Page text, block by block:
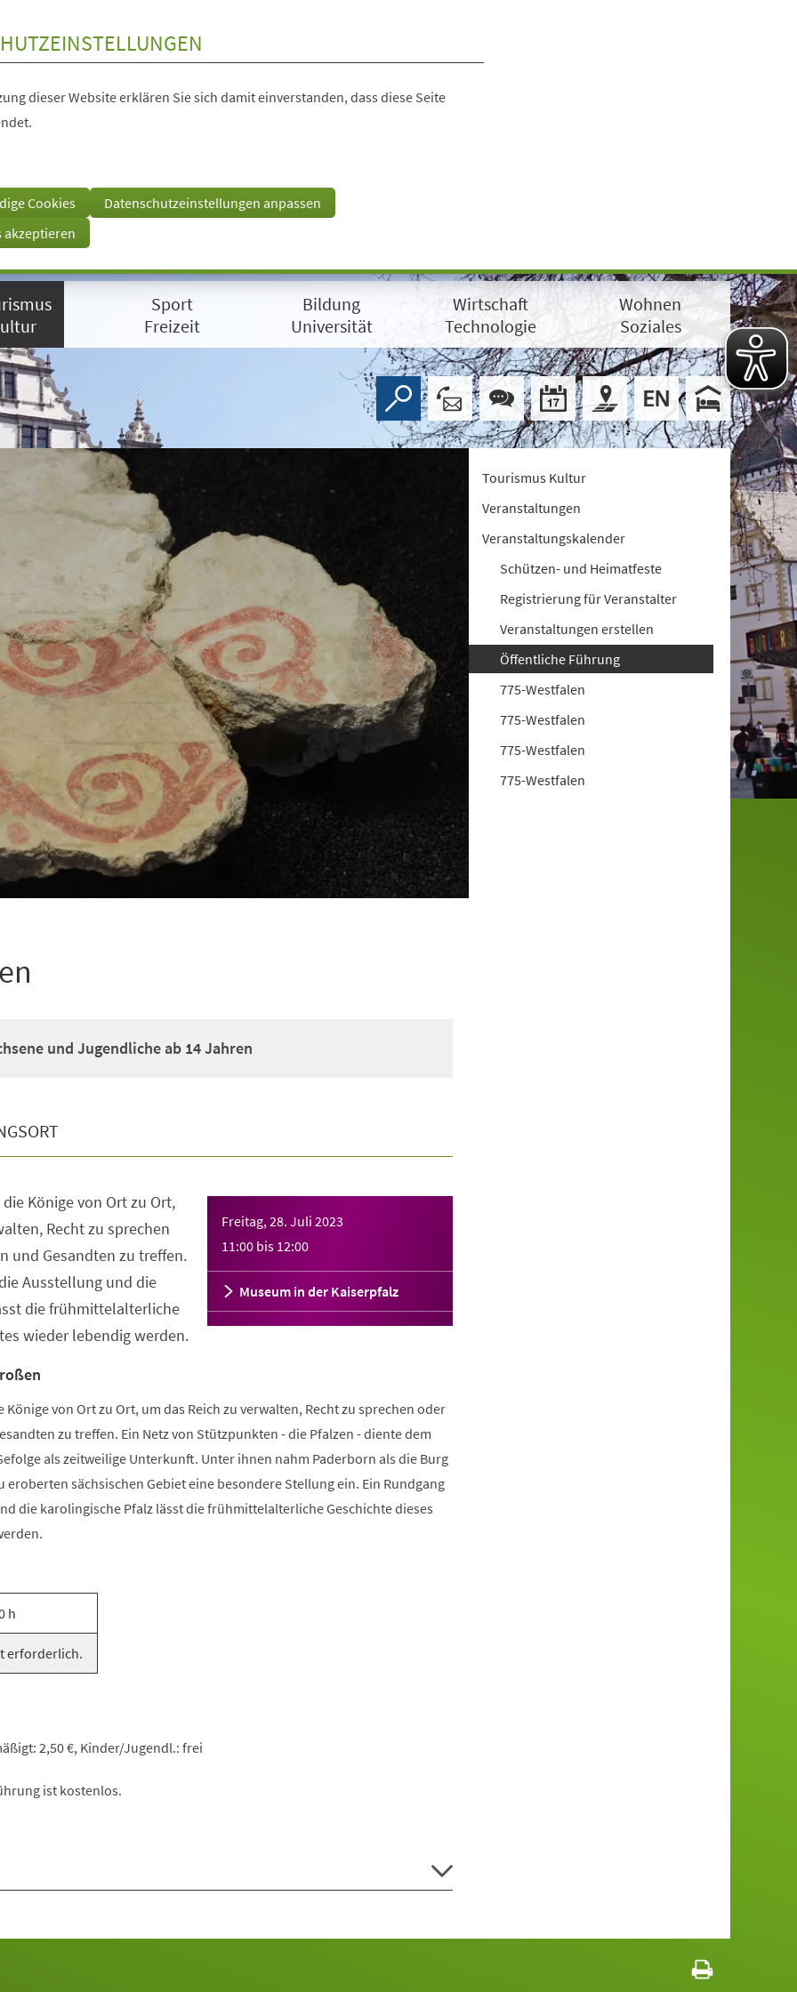
dieser Website erklären Sie sich damit einverstanden, dass diese Seite
Cookies
Datenschutzeinstellungen anpassen
akzeptieren
Sport
Freizeit
Bildung
Universität
Wirtschaft
Technologie
Wohnen
Soziales
und Jugendliche ab 14 Jahren
Freitag, 28. Juli 2023
11:00 bis 12:00
Museum in der Kaiserpfalz
Könige von Ort zu Ort,
Recht zu sprechen
und Gesandten zu treffen.
Ausstellung und die
die frühmittelalterliche
wieder lebendig werden.
von Ort zu Ort, um das Reich zu verwalten, Recht zu sprechen oder
zu treffen. Ein Netz von Stützpunkten - die Pfalzen - diente dem
als zeitweilige Unterkunft. Unter ihnen nahm Paderborn als die Burg
eroberten sächsischen Gebiet eine besondere Stellung ein. Ein Rundgang
die karolingische Pfalz lässt die frühmittelalterliche Geschichte dieses
h
erforderlich.
2,50 €, Kinder/Jugendl.: frei
ist kostenlos.
Tourismus Kultur
Veranstaltungen
Veranstaltungskalender
Schützen- und Heimatfeste
Registrierung für Veranstalter
Veranstaltungen erstellen
Öffentliche Führung
775-Westfalen
775-Westfalen
775-Westfalen
775-Westfalen